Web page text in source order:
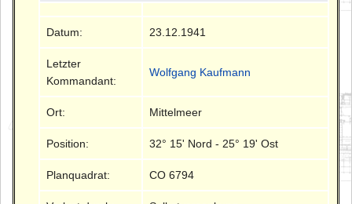
Datum: 23.12.1941
Letzter
Kommandant:
Wolfgang Kaufmann
Ort: Mittelmeer
Position: 32° 15' Nord - 25° 19' Ost
Planquadrat: CO 6794